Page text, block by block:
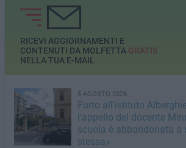
RICEVI AGGIORNAMENTI E
CONTENUTI DA MOLFETTA GRATIS
NELLA TUA E-MAIL
5 AGOSTO 2026
Furto all'istituto
l'appello del docente
scuola è abbandonata a
stessa»